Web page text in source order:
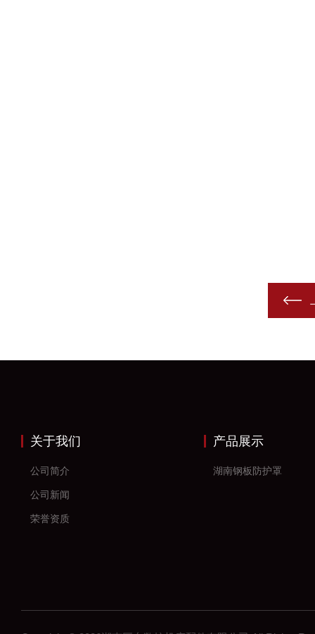
关于我们
公司简介
公司新闻
荣誉资质
产品展示
湖南钢板防护罩